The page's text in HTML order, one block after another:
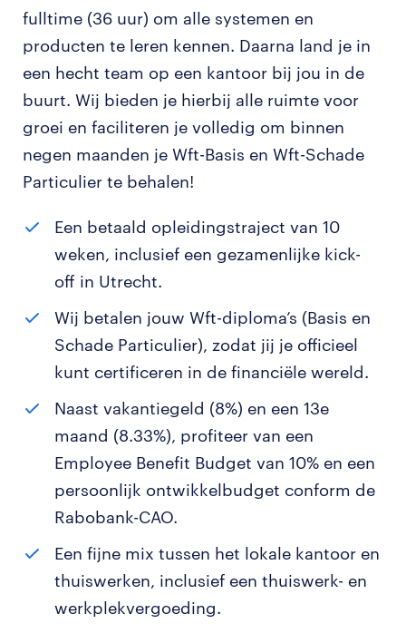
fulltime (36 uur) om alle systemen en
producten te leren kennen. Daarna land je in
een hecht team op een kantoor bij jou in de
buurt. Wij bieden je hierbij alle ruimte voor
groei en faciliteren je volledig om binnen
negen maanden je Wft-Basis en Wft-Schade
Particulier te behalen!
Een betaald opleidingstraject van 10
weken, inclusief een gezamenlijke kick-
off in Utrecht.
Wij betalen jouw Wft-diploma’s (Basis en
Schade Particulier), zodat jij je officieel
kunt certificeren in de financiële wereld.
Naast vakantiegeld (8%) en een 13e
maand (8.33%), profiteer van een
Employee Benefit Budget van 10% en een
persoonlijk ontwikkelbudget conform de
Rabobank-CAO.
Een fijne mix tussen het lokale kantoor en
thuiswerken, inclusief een thuiswerk- en
werkplekvergoeding.